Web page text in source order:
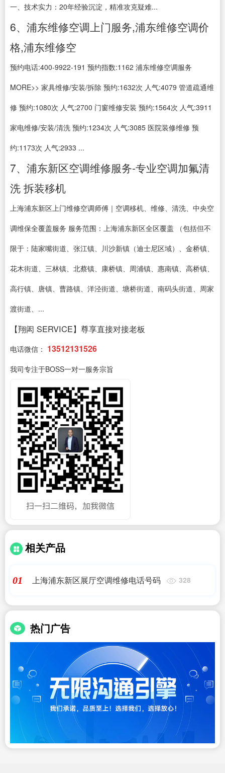
一、技术实力：20年经验沉淀，精准攻克疑难...
6、浦东维修空调上门服务,浦东维修空调价
格,浦东维修空
预约电话:400-9922-191 预约指数:1162 浦东维修空调服务
MORE>> 家具维修/安装/拆除 预约:1632次 人气:4079 管道疏通维
修 预约:1080次 人气:2700 门窗维修安装 预约:1564次 人气:3911
家电维修/安装/清洗 预约:1234次 人气:3085 医院装修维修 预
约:1173次 人气:2933 ...
7、浦东新区空调维修服务-专业空调加氟清
洗 拆装移机
上海浦东新区上门维修空调师傅｜空调移机、维修、清洗、中央空
调维保全覆盖服务 服务范围：上海浦东新区全区覆盖 （包括但不
限于：陆家嘴街道、张江镇、川沙新镇（迪士尼区域）、金桥镇、
花木街道、三林镇、北蔡镇、康桥镇、周浦镇、惠南镇、高桥镇、
高行镇、唐镇、曹路镇、洋泾街道、塘桥街道、南码头街道、周家
渡街道、...
【翔闳 SERVICE】尊享直接对接老板
电话微信： 13512131526
我司专注于BOSS一对一服务宗旨
相关产品
01 上海浦东新区展厅空调维修电话号码 328
热门广告